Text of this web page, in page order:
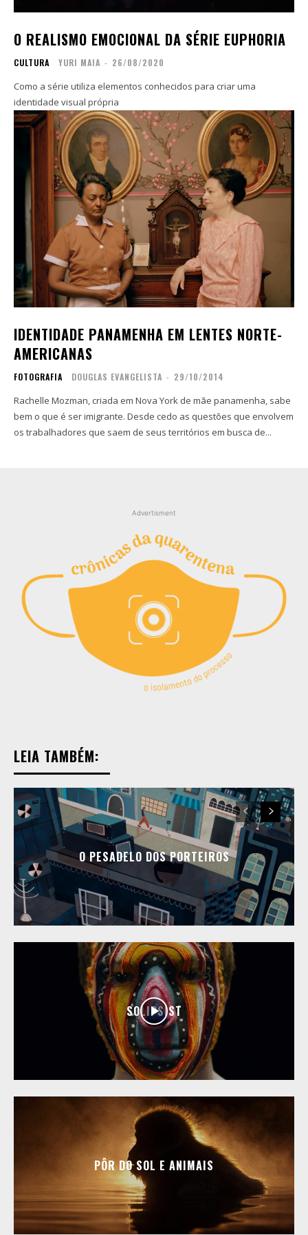
O REALISMO EMOCIONAL DA SÉRIE EUPHORIA
CULTURA YURI MAIA - 26/08/2020
Como a série utiliza elementos conhecidos para criar uma
identidade visual própria
IDENTIDADE PANAMENHA EM LENTES NORTE-
AMERICANAS
FOTOGRAFIA DOUGLAS EVANGELISTA - 29/10/2014
Rachelle Mozman, criada em Nova York de mãe panamenha, sabe
bem o que é ser imigrante. Desde cedo as questões que envolvem
os trabalhadores que saem de seus territórios em busca de...
Advertisment
LEIA TAMBÉM:
O PESADELO DOS PORTEIROS
SOLIPSIST
PÔR DO SOL E ANIMAIS